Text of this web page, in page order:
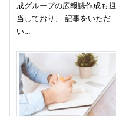
成グループの広報誌作成も担
当しており、 記事をいただ
い…